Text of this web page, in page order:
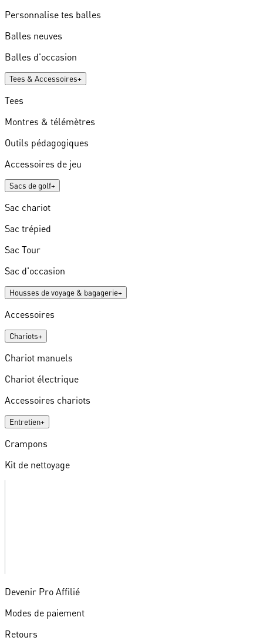
Personnalise tes balles
Balles neuves
Balles d'occasion
Tees & Accessoires+
Tees
Montres & télémètres
Outils pédagogiques
Accessoires de jeu
Sacs de golf+
Sac chariot
Sac trépied
Sac Tour
Sac d'occasion
Housses de voyage & bagagerie+
Accessoires
Chariots+
Chariot manuels
Chariot électrique
Accessoires chariots
Entretien+
Crampons
Kit de nettoyage
Devenir Pro Affilié
Modes de paiement
Retours